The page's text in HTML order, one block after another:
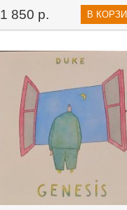
1 850 р. В